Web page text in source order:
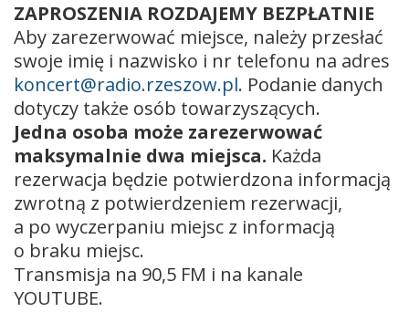
ZAPROSZENIA ROZDAJEMY BEZPŁATNIE
Aby zarezerwować miejsce, należy przesłać
swoje imię i nazwisko i nr telefonu na adres
koncert@radio.rzeszow.pl. Podanie danych
dotyczy także osób towarzyszących.
Jedna osoba może zarezerwować
maksymalnie dwa miejsca. Każda
rezerwacja będzie potwierdzona informacją
zwrotną z potwierdzeniem rezerwacji,
a po wyczerpaniu miejsc z informacją
o braku miejsc.
Transmisja na 90,5 FM i na kanale
YOUTUBE.